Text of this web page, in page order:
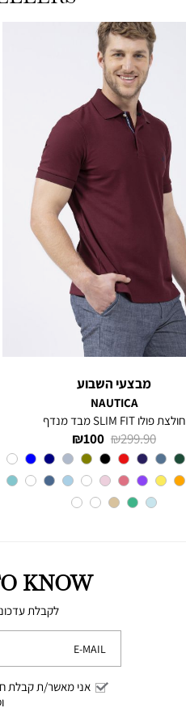
מבצעי השבוע
NAUTICA
חולצת פולו SLIM FIT מבד מנדף
מחיר
מוצר
100 ₪
מחיר
רגיל
299.90 ₪
צבע
Red
KNOW
לקבלת
E-MAIL
אני מאשר/ת קבלת